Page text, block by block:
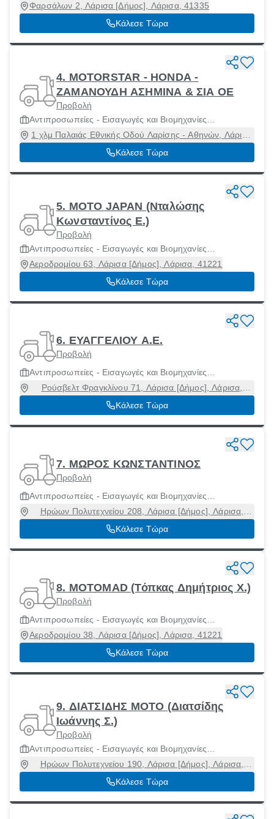
Μοτοσικλετών και Μοτοποδηλάτων
Φαρσάλων 2, Λάρισα [Δήμος], Λάρισα, 41335
Κάλεσε Τώρα
4. MOTORSTAR - HONDA -
ΖΑΜΑΝΟΥΔΗ ΑΣΗΜΙΝΑ & ΣΙΑ ΟΕ
Προβολή
Αντιπροσωπείες - Εισαγωγές και Βιομηχανίες
Μοτοσικλετών και Μοτοποδηλάτων
1 χλμ Παλαιάς Εθνικής Οδού Λαρίσης - Αθηνών, Λάρισα
[Δήμος], Λάρισα, 41500
Κάλεσε Τώρα
5. MOTO JAPAN (Νταλώσης
Κωνσταντίνος Ε.)
Προβολή
Αντιπροσωπείες - Εισαγωγές και Βιομηχανίες
Μοτοσικλετών και Μοτοποδηλάτων
Αεροδρομίου 63, Λάρισα [Δήμος], Λάρισα, 41221
Κάλεσε Τώρα
6. ΕΥΑΓΓΕΛΙΟΥ Α.Ε.
Προβολή
Αντιπροσωπείες - Εισαγωγές και Βιομηχανίες
Μοτοσικλετών και Μοτοποδηλάτων
Ρούσβελτ Φραγκλίνου 71, Λάρισα [Δήμος], Λάρισα,
41223
Κάλεσε Τώρα
7. ΜΩΡΟΣ ΚΩΝΣΤΑΝΤΙΝΟΣ
Προβολή
Αντιπροσωπείες - Εισαγωγές και Βιομηχανίες
Μοτοσικλετών και Μοτοποδηλάτων
Ηρώων Πολυτεχνείου 208, Λάρισα [Δήμος], Λάρισα,
41336
Κάλεσε Τώρα
8. MOTOMAD (Τόπκας Δημήτριος Χ.)
Προβολή
Αντιπροσωπείες - Εισαγωγές και Βιομηχανίες
Μοτοσικλετών και Μοτοποδηλάτων
Αεροδρομίου 38, Λάρισα [Δήμος], Λάρισα, 41221
Κάλεσε Τώρα
9. ΔΙΑΤΣΙΔΗΣ MOTO (Διατσίδης
Ιωάννης Σ.)
Προβολή
Αντιπροσωπείες - Εισαγωγές και Βιομηχανίες
Μοτοσικλετών και Μοτοποδηλάτων
Ηρώων Πολυτεχνείου 190, Λάρισα [Δήμος], Λάρισα,
41336
Κάλεσε Τώρα